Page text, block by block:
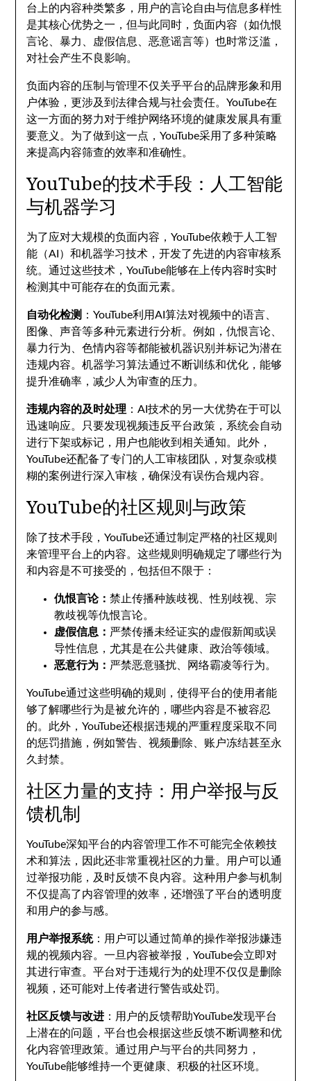
台上的内容种类繁多，用户的言论自由与信息多样性
是其核心优势之一，但与此同时，负面内容（如仇恨
言论、暴力、虚假信息、恶意谣言等）也时常泛滥，
对社会产生不良影响。
负面内容的压制与管理不仅关乎平台的品牌形象和用
户体验，更涉及到法律合规与社会责任。YouTube在
这一方面的努力对于维护网络环境的健康发展具有重
要意义。为了做到这一点，YouTube采用了多种策略
来提高内容筛查的效率和准确性。
YouTube的技术手段：人工智能
与机器学习
为了应对大规模的负面内容，YouTube依赖于人工智
能（AI）和机器学习技术，开发了先进的内容审核系
统。通过这些技术，YouTube能够在上传内容时实时
检测其中可能存在的负面元素。
自动化检测
：YouTube利用AI算法对视频中的语言、
图像、声音等多种元素进行分析。例如，仇恨言论、
暴力行为、色情内容等都能被机器识别并标记为潜在
违规内容。机器学习算法通过不断训练和优化，能够
提升准确率，减少人为审查的压力。
违规内容的及时处理 ：AI技术的另一大优势在于可以
迅速响应。只要发现视频违反平台政策，系统会自动
进行下架或标记，用户也能收到相关通知。此外，
YouTube还配备了专门的人工审核团队，对复杂或模
糊的案例进行深入审核，确保没有误伤合规内容。
YouTube的社区规则与政策
除了技术手段，YouTube还通过制定严格的社区规则
来管理平台上的内容。这些规则明确规定了哪些行为
和内容是不可接受的，包括但不限于：
仇恨言论：禁止传播种族歧视、性别歧视、宗
教歧视等仇恨言论。
虚假信息： 严禁传播未经证实的虚假新闻或误
导性信息，尤其是在公共健康、政治等领域。
恶意行为： 严禁恶意骚扰、网络霸凌等行为。
YouTube通过这些明确的规则，使得平台的使用者能
够了解哪些行为是被允许的，哪些内容是不被容忍
的。此外，YouTube还根据违规的严重程度采取不同
的惩罚措施，例如警告、视频删除、账户冻结甚至永
久封禁。
社区力量的支持：用户举报与反
馈机制
YouTube深知平台的内容管理工作不可能完全依赖技
术和算法，因此还非常重视社区的力量。用户可以通
过举报功能，及时反馈不良内容。这种用户参与机制
不仅提高了内容管理的效率，还增强了平台的透明度
和用户的参与感。
用户举报系统：用户可以通过简单的操作举报涉嫌违
规的视频内容。一旦内容被举报，YouTube会立即对
其进行审查。平台对于违规行为的处理不仅仅是删除
视频，还可能对上传者进行警告或处罚。
社区反馈与改进 ：用户的反馈帮助YouTube发现平台
上潜在的问题，平台也会根据这些反馈不断调整和优
化内容管理政策。通过用户与平台的共同努力，
YouTube能够维持一个更健康、积极的社区环境。